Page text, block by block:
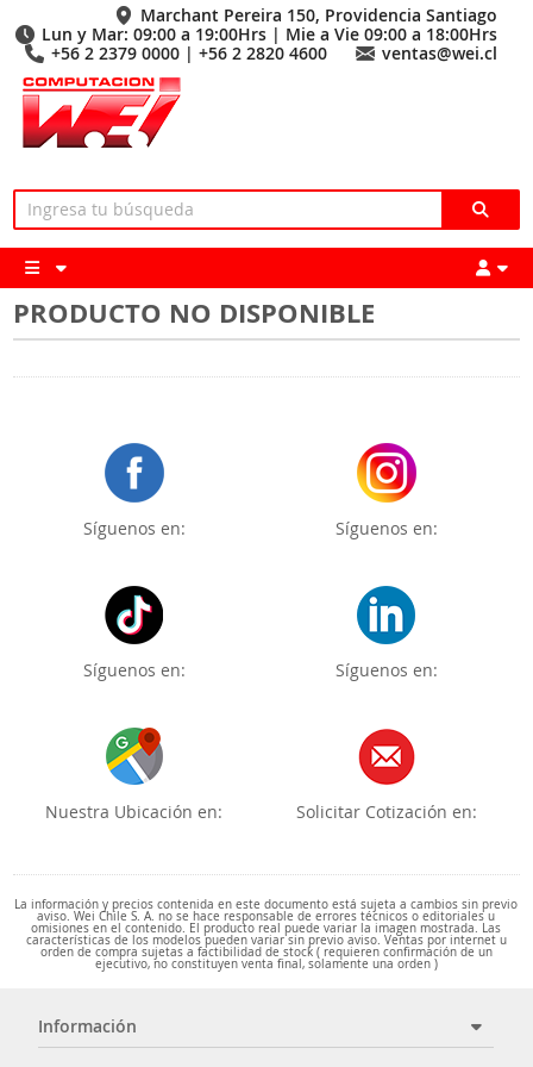
Marchant Pereira 150, Providencia Santiago
Lun y Mar: 09:00 a 19:00Hrs | Mie a Vie 09:00 a 18:00Hrs
+56 2 2379 0000 | +56 2 2820 4600
ventas@wei.cl
PRODUCTO NO DISPONIBLE
Síguenos en: Síguenos en:
Síguenos en: Síguenos en:
Nuestra Ubicación en: Solicitar Cotización en:
La información y precios contenida en este documento está sujeta a cambios sin previo
aviso. Wei Chile S. A. no se hace responsable de errores técnicos o editoriales u
omisiones en el contenido. El producto real puede variar la imagen mostrada. Las
características de los modelos pueden variar sin previo aviso. Ventas por internet u
orden de compra sujetas a factibilidad de stock ( requieren confirmación de un
ejecutivo, no constituyen venta final, solamente una orden )
Información